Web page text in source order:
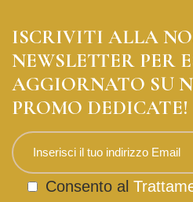
ISCRIVITI ALLA
NEWSLETTER PER
AGGIORNATO SU
PROMO DEDICATE!
Consento al